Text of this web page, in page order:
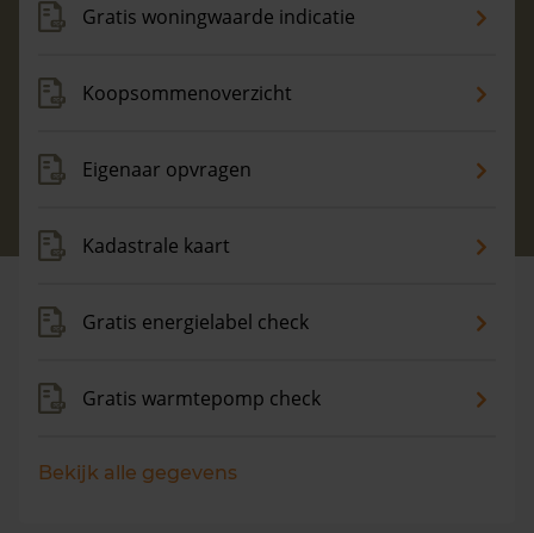
Maandag t/m vrijdag - 08:00 -18:00
Gratis woningwaarde indicatie
Koopsommenoverzicht
Eigenaar opvragen
Kadastrale kaart
Gratis energielabel check
Gratis warmtepomp check
Bekijk alle gegevens